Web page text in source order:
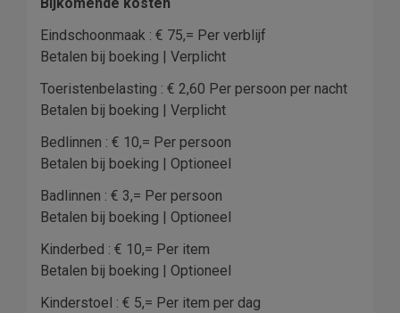
Bijkomende kosten
Eindschoonmaak : € 75,= Per verblijf
Betalen bij boeking | Verplicht
Toeristenbelasting : € 2,60 Per persoon per nacht
Betalen bij boeking | Verplicht
Bedlinnen : € 10,= Per persoon
Betalen bij boeking | Optioneel
Badlinnen : € 3,= Per persoon
Betalen bij boeking | Optioneel
Kinderbed : € 10,= Per item
Betalen bij boeking | Optioneel
Kinderstoel : € 5,= Per item per dag